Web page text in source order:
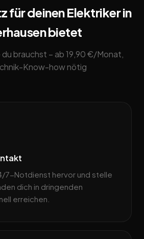
für deinen Elektriker in
bietet
brauchst – ab 19,90 €/Monat,
Know-how nötig
7-Notdienst hervor und stelle
dich in dringenden
erreichen.